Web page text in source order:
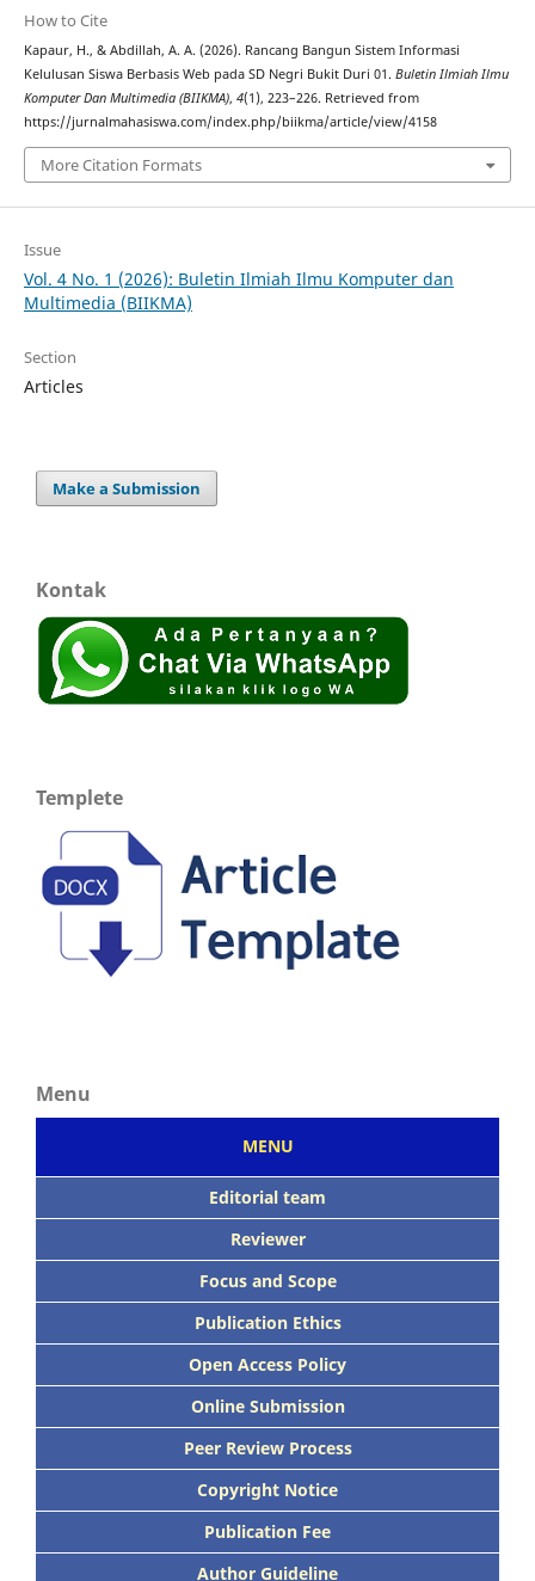
How to Cite
Kapaur, H., & Abdillah, A. A. (2026). Rancang Bangun Sistem Informasi
Kelulusan Siswa Berbasis Web pada SD Negri Bukit Duri 01. Buletin Ilmiah Ilmu
Komputer Dan Multimedia (BIIKMA), 4(1), 223–226. Retrieved from
https://jurnalmahasiswa.com/index.php/biikma/article/view/4158
More Citation Formats
Issue
Vol. 4 No. 1 (2026): Buletin Ilmiah Ilmu Komputer dan
Multimedia (BIIKMA)
Section
Articles
Make a Submission
Kontak
Templete
Menu
MENU
Editorial team
Reviewer
Focus and Scope
Publication Ethics
Open Access Policy
Online Submission
Peer Review Process
Copyright Notice
Publication Fee
Author Guideline